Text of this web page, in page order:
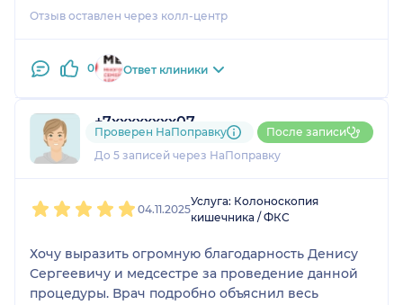
Отзыв оставлен через колл-центр
0 Ответ клиники
+7xxxxxxxx07
1 отзыви1 оценка
До 5 записей через НаПоправку
Проверен НаПоправку После записи
04.11.2025
Услуга: Колоноскопия
кишечника / ФКС
Хочу выразить огромную благодарность Денису
Сергеевичу и медсестре за проведение данной
процедуры. Врач подробно объяснил весь